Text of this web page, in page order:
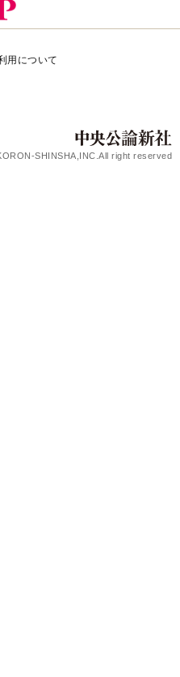
用について
SHINSHA,INC.All right reserved